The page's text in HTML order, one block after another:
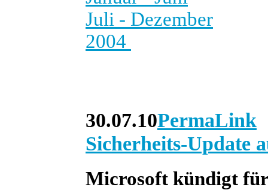
Juli - Dezember
2004
30.07.10PermaLink
Sicherheits-Update
Microsoft kündigt